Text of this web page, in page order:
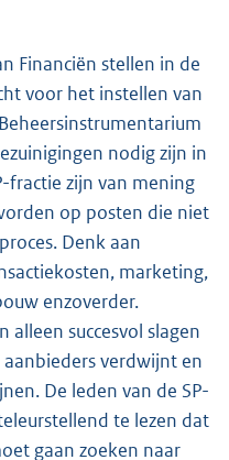
Financiën stellen in de
voor het instellen van
nodig zijn in
fractie zijn van mening
op posten die niet
Denk aan
marketing,
enzoverder.
alleen succesvol slagen
verdwijnt en
De leden van de SP-
te lezen dat
gaan zoeken naar